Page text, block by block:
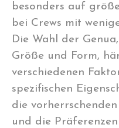
besonders auf
bei Crews mit
Die Wahl der
Größe und Form,
verschiedenen
spezifischen
die
und die